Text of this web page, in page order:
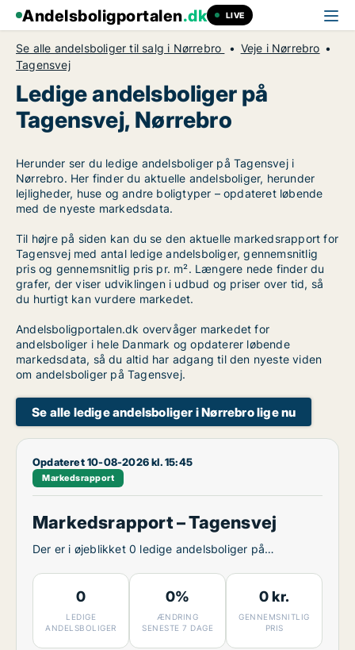
Andelsboligportalen.dk LIVE
Se alle andelsboliger til salg i Nørrebro
Veje i Nørrebro
Tagensvej
Ledige andelsboliger på
Tagensvej, Nørrebro
Herunder ser du ledige andelsboliger på Tagensvej i
Nørrebro. Her finder du aktuelle andelsboliger, herunder
lejligheder, huse og andre boligtyper – opdateret løbende
med de nyeste markedsdata.
Til højre på siden kan du se den aktuelle markedsrapport for
Tagensvej med antal ledige andelsboliger, gennemsnitlig
pris og gennemsnitlig pris pr. m². Længere nede finder du
grafer, der viser udviklingen i udbud og priser over tid, så
du hurtigt kan vurdere markedet.
Andelsboligportalen.dk overvåger markedet for
andelsboliger i hele Danmark og opdaterer løbende
markedsdata, så du altid har adgang til den nyeste viden
om andelsboliger på Tagensvej.
Se alle ledige andelsboliger i Nørrebro lige nu
Opdateret 10-08-2026 kl. 15:45
Markedsrapport
Markedsrapport – Tagensvej
Der er i øjeblikket 0 ledige andelsboliger på
0
LEDIGE
ANDELSBOLIGER
0%
ÆNDRING
SENESTE 7 DAGE
0 kr.
GENNEMSNITLIG
PRIS